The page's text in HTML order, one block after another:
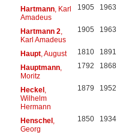
Hartmann, Karl
Amadeus
1905 1963
Hartmann 2
Karl Amadeus
1905 1963
Haupt, August 1810 1891
Hauptmann,
Moritz
1792 1868
Heckel,
Wilhelm
Hermann
1879 1952
Henschel,
Georg
1850 1934